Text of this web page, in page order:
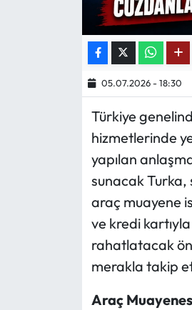
05.07.2026 - 18:30
Türkiye
hizmetlerinde
yapılan
sunacak Turka,
araç muayene
ve kredi
rahatlatacak
merakla takip
Araç
Spor Yazıları